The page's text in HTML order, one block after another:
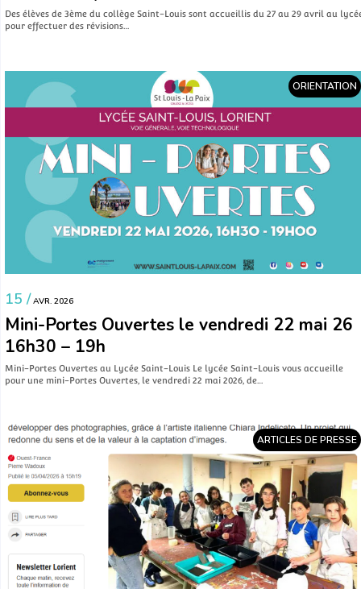
Des élèves de 3ème du collège Saint-Louis sont accueillis du 27 au 29 avril au
pour effectuer des révisions…
ORIENTATION
15 / AVR. 2026
Mini-Portes Ouvertes le vendredi 22 mai 26
16h30 – 19h
Mini-Portes Ouvertes au Lycée Saint-Louis Le lycée Saint-Louis vous accueille
pour une mini-Portes Ouvertes, le vendredi 22 mai 2026, de…
ARTICLES DE PRESSE